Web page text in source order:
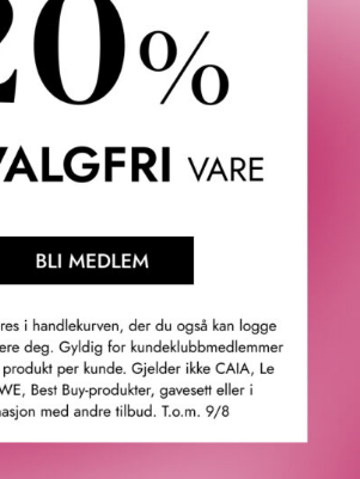
og MM6, motehusets moderne
Maison Margiela de første
plagg og tilbehør håndplukket over
gjengitt, slik at de bevarer sin
kilde og periode for originalvaren.
av parfymer som gjenskaper luktene
er laget av. Deretter fulgte en samling
universelle kraften til å trigge
øyeblikk og vekke følelser.
Replica-kolleksjonen samler ikoniske